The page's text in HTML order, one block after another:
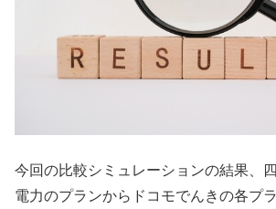
今回の比較シミュレーションの結果、
電力のプランからドコモでんきの各プ